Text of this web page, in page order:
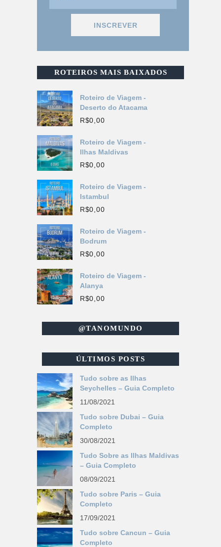
ROTEIROS MAIS BAIXADOS
Roteiro de Viagem -
Deserto do Atacama
R$0,00
Roteiro de Viagem -
Ilhas Maldivas
R$0,00
Roteiro de Viagem -
Istambul
R$0,00
Roteiro de Viagem -
Bodrum
R$0,00
Roteiro de Viagem -
Alanya
R$0,00
@TANOMUNDO
ÚLTIMOS POSTS
Tudo sobre as Ilhas
Seychelles – Guia Completo
11/08/2021
Tudo sobre Dubai – Guia
Completo
30/08/2021
Tudo Sobre as Ilhas Maldivas
– Guia Completo
08/09/2021
Tudo sobre Paris – Guia
Completo
17/09/2021
Tudo sobre Cancun – Guia
Completo